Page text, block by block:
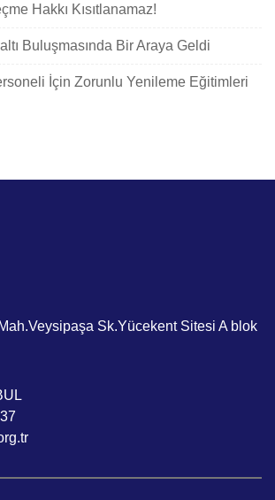
Hakkı Kısıtlanamaz!
Buluşmasında Bir Araya Geldi
İçin Zorunlu Yenileme Eğitimleri
Sk.Yücekent Sitesi A blok